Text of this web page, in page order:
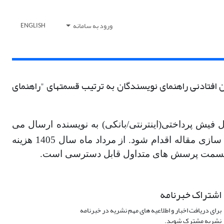
ورود به سامانه ENGLISH
راهنمای نویسندگان به ترتیب قسمتهای "راهنمای
فیش پرداختی(اینترنتی/بانکی) به نویسنده ارسال می
شود تا پس از پرداخت به حساب انجمن مهندسی شیمی ایران و ارسال فیش از طریق تارنمای نشریه، برای آماده ­سازی مقاله اقدام شود. از مرداد ماه سال 1405 هزینه
اشتراک خبرنامه
برای دریافت اخبار و اطلاعیه های مهم نشریه در خبرنامه
نشریه مشترک شوید.